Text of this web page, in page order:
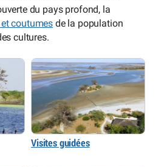
du pays profond, la
coutumes de la population
cultures.
Visites guidées